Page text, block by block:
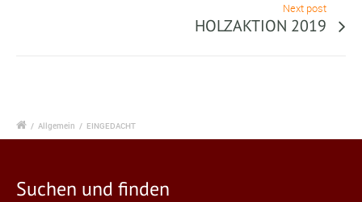
Next post
HOLZAKTION 2019
/ Allgemein / EINGEDACHT
Suchen und finden